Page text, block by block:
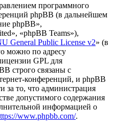
программного
phpBB (в дальнейшем
phpBB»,
«phpBB Teams»),
General Public License v2» (в
можно по адресу
GPL для
строго связаны с
конференций, и phpBB
за то, что администрация
допустимого содержания
информацией о
www.phpbb.com/.